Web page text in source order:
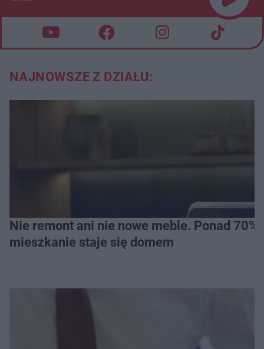
NAJNOWSZE Z DZIAŁU:
Nie remont ani nie nowe meble. Ponad
mieszkanie staje się domem